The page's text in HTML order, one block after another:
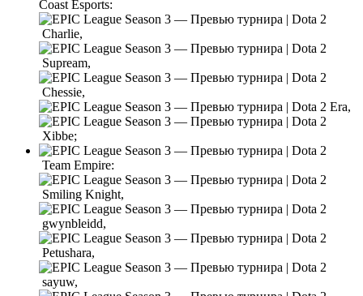
Coast Esports:
Charlie,
Supream,
Chessie,
Era,
Xibbe;
Team Empire:
Smiling Knight,
gwynbleidd,
Petushara,
sayuw,